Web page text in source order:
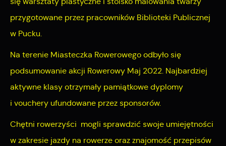
przygotowane przez pracowników Biblioteki Publicznej
w Pucku.
Na terenie Miasteczka Rowerowego odbyło się
podsumowanie akcji Rowerowy Maj 2022. Najbardziej
aktywne klasy otrzymały pamiątkowe dyplomy
i vouchery ufundowane przez sponsorów.
Chętni rowerzyści mogli sprawdzić swoje umiejętności
w zakresie jazdy na rowerze oraz znajomość przepisów
stronach podmiotów trzecich lub firm będących naszymi
partnerami oraz innych dostawców usług. Firmy te działają w
charakterze pośredników prezentujących nasze treści w